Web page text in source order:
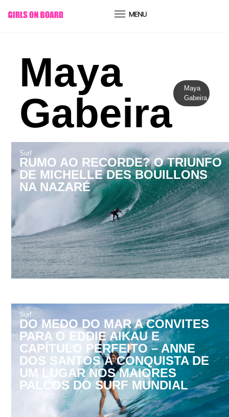
conteúdo
Maya
Gabeira
Maya
Gabeira
Surf
RUMO AO RECORDE? O TRIUNFO
DE MICHELLE DES BOUILLONS
NA NAZARÉ
Surf
DO MEDO DO MAR A CONVITES
PARA O EDDIE AIKAU E
CAPÍTULO PERFEITO – ANNE
DOS SANTOS À CONQUISTA DE
UM LUGAR NOS MAIORES
PALCOS DO SURF MUNDIAL